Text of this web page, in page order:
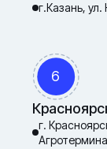
г.Казань,
6
г.